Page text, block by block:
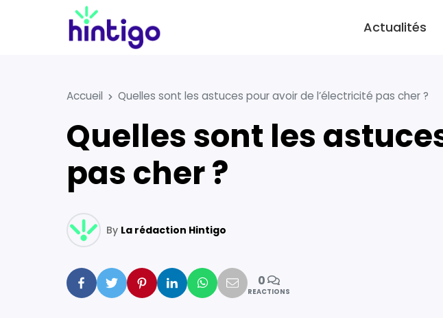
Actualités
Accueil Quelles sont les astuces pour avoir de l’électricité pas cher ?
Quelles sont les astuces pour avoir de l’électricité
pas cher ?
By La rédaction Hintigo
Facebook
Twitter PinterestLinkedinWhatsapp
Mail0
REACTIONS